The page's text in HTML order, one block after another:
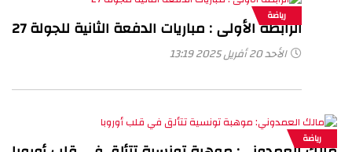
رياضة
الرابطة الأولى : مباريات الدفعة الثانية للجولة 27
الأحد 20 أفريل 2025 13:19
رياضة